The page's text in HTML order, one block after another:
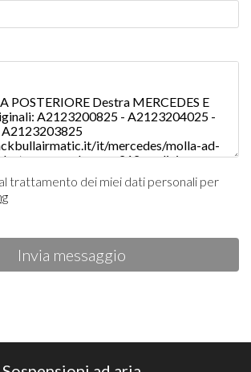
trattamento dei miei dati personali per
Invia messaggio